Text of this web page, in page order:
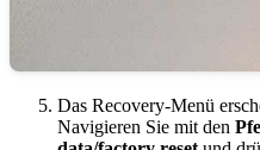
Das Recovery-Menü
Navigieren Sie mit den